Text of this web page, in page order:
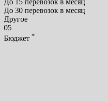
До 15 перевозок в месяц
До 30 перевозок в месяц
Другое
05
Бюджет *